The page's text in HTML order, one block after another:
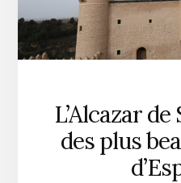
L’Alcazar de
des plus